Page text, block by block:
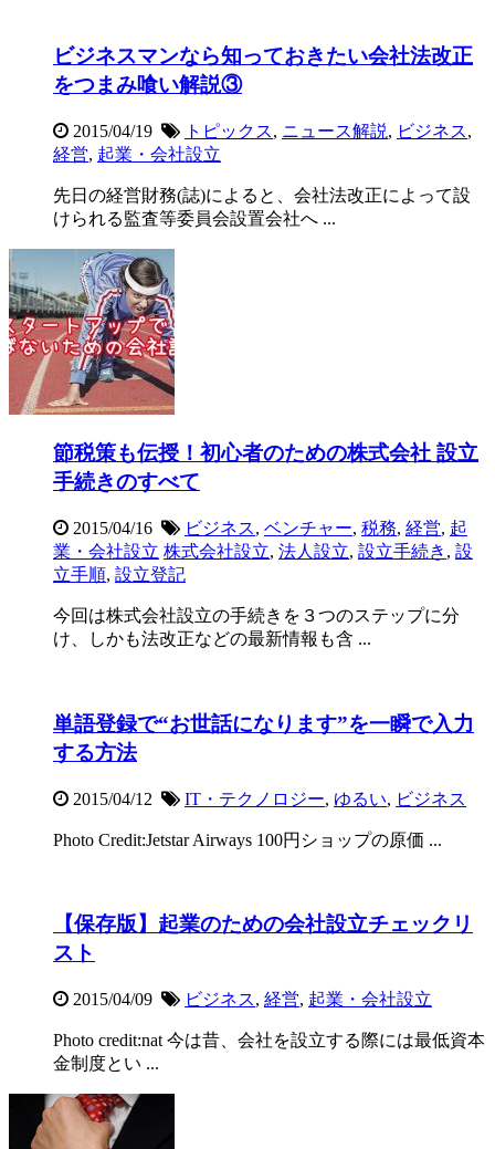
ビジネスマンなら知っておきたい会社法改正
をつまみ喰い解説③
2015/04/19 トピックス, ニュース解説, ビジネス,
経営, 起業・会社設立
先日の経営財務(誌)によると、会社法改正によって設
けられる監査等委員会設置会社へ ...
節税策も伝授！初心者のための株式会社 設立
手続きのすべて
2015/04/16 ビジネス, ベンチャー, 税務, 経営, 起
業・会社設立 株式会社設立, 法人設立, 設立手続き , 設
立手順, 設立登記
今回は株式会社設立の手続きを３つのステップに分
け、しかも法改正などの最新情報も含 ...
単語登録で“お世話になります”を一瞬で入力
する方法
2015/04/12 IT・テクノロジー, ゆるい, ビジネス
Photo Credit:Jetstar Airways 100円ショップの原価 ...
【保存版】起業のための会社設立チェックリ
スト
2015/04/09 ビジネス, 経営, 起業・会社設立
Photo credit:nat 今は昔、会社を設立する際には最低資本
金制度とい ...